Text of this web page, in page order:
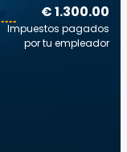
€ 1.300.00
Impuestos pagados
por tu empleador